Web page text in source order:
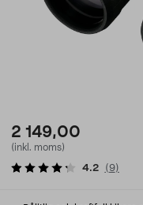
2 149,00
(inkl. moms)
4.2 (9)